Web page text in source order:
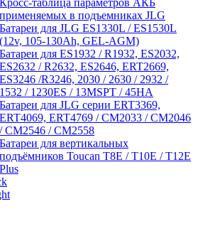
Кросc-таблица параметров АКБ
применяемых в подъемниках JLG
Батареи для JLG ES1330L / ES1530L
(12v, 105-130Ah, GEL-AGM)
Батареи для ES1932 / R1932, ES2032,
ES2632 / R2632, ES2646, ERT2669,
ES3246 /R3246, 2030 / 2630 / 2932 /
1532 / 1230ES / 13MSPT / 45HA
Батареи для JLG серии ERT3369,
ERT4069, ERT4769 / CM2033 / CM2046
/ CM2546 / CM2558
Батареи для вертикальных
подъёмников Toucan T8E / T10E / T12E
Plus